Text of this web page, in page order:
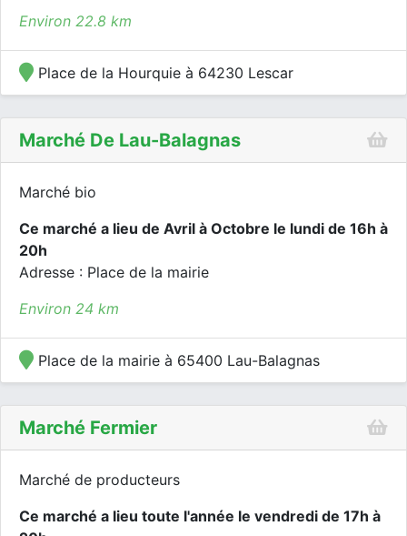
Environ 22.8 km
Place de la Hourquie à 64230 Lescar
Marché De Lau-Balagnas
Marché bio
Ce marché a lieu de Avril à Octobre le lundi de 16h à
20h
Adresse : Place de la mairie
Environ 24 km
Place de la mairie à 65400 Lau-Balagnas
Marché Fermier
Marché de producteurs
Ce marché a lieu toute l'année le vendredi de 17h à